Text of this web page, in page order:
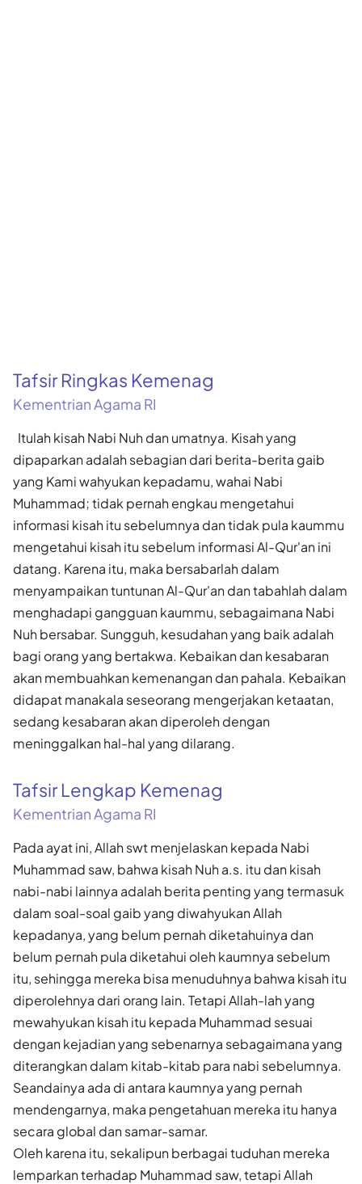
Tafsir Ringkas Kemenag
Kementrian Agama RI
Itulah kisah Nabi Nuh dan umatnya. Kisah yang
dipaparkan adalah sebagian dari berita-berita gaib
yang Kami wahyukan kepadamu, wahai Nabi
Muhammad; tidak pernah engkau mengetahui
informasi kisah itu sebelumnya dan tidak pula kaummu
mengetahui kisah itu sebelum informasi Al-Qur'an ini
datang. Karena itu, maka bersabarlah dalam
menyampaikan tuntunan Al-Qur'an dan tabahlah dalam
menghadapi gangguan kaummu, sebagaimana Nabi
Nuh bersabar. Sungguh, kesudahan yang baik adalah
bagi orang yang bertakwa. Kebaikan dan kesabaran
akan membuahkan kemenangan dan pahala. Kebaikan
didapat manakala seseorang mengerjakan ketaatan,
sedang kesabaran akan diperoleh dengan
meninggalkan hal-hal yang dilarang.
Tafsir Lengkap Kemenag
Kementrian Agama RI
Pada ayat ini, Allah swt menjelaskan kepada Nabi
Muhammad saw, bahwa kisah Nuh a.s. itu dan kisah
nabi-nabi lainnya adalah berita penting yang termasuk
dalam soal-soal gaib yang diwahyukan Allah
kepadanya, yang belum pernah diketahuinya dan
belum pernah pula diketahui oleh kaumnya sebelum
itu, sehingga mereka bisa menuduhnya bahwa kisah itu
diperolehnya dari orang lain. Tetapi Allah-lah yang
mewahyukan kisah itu kepada Muhammad sesuai
dengan kejadian yang sebenarnya sebagaimana yang
diterangkan dalam kitab-kitab para nabi sebelumnya.
Seandainya ada di antara kaumnya yang pernah
mendengarnya, maka pengetahuan mereka itu hanya
secara global dan samar-samar.
Oleh karena itu, sekalipun berbagai tuduhan mereka
lemparkan terhadap Muhammad saw, tetapi Allah